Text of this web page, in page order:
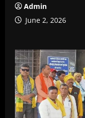
Admin
June 2, 2026